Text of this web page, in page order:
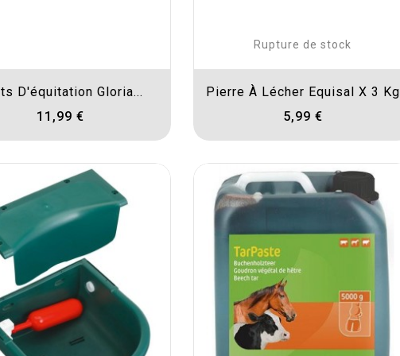
D'équitation Gloria...
11,99 €
Rupture de stock
Pierre À Lécher Equisal X 3 Kg
5,99 €